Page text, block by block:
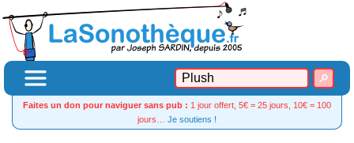
Faites un don pour naviguer sans pub : 1 jour offert, 5€ = 25 jours, 10€ = 100
jours… Je soutiens !